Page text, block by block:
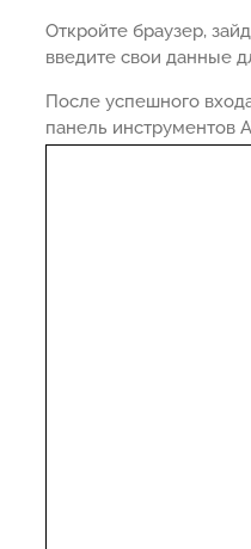
Откройте браузер,
введите свои данные
После успешного
панель инструментов